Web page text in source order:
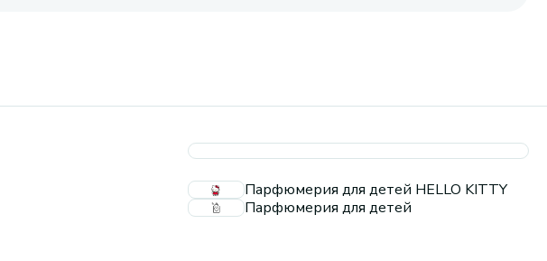
Парфюмерия для детей HELLO KITTY
Парфюмерия для детей